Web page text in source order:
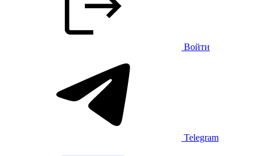
Войти
Telegram